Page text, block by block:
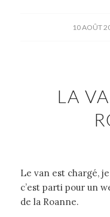
10 AOÛT
/
LA
Le van est chargé,
c’est parti pour un
de la Roanne.